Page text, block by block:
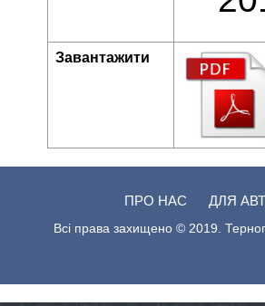
Завантажити
ПРО НАС ДЛЯ
Всі права захищено © 2019.